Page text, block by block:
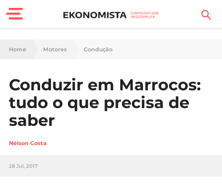
Finanças Pessoais
Carreira
Casa
Lifestyle
Sociedade
Home Motores Condução
Conduzir em Marrocos:
tudo o que precisa de
saber
Nélson Costa
28 Jul, 2017